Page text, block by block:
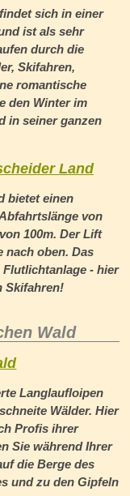
sich in einer
ist als sehr
durch die
Skifahren,
romantische
den Winter im
in seiner ganzen
bietet einen
von
100m. Der Lift
nach oben. Das
- hier
Skifahren!
Wald
Langlaufloipen
Wälder. Hier
Profis ihrer
Sie während Ihrer
die Berge des
und zu den Gipfeln